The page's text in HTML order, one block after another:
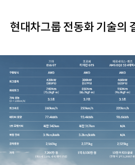
현대차그룹 전동화 기술의